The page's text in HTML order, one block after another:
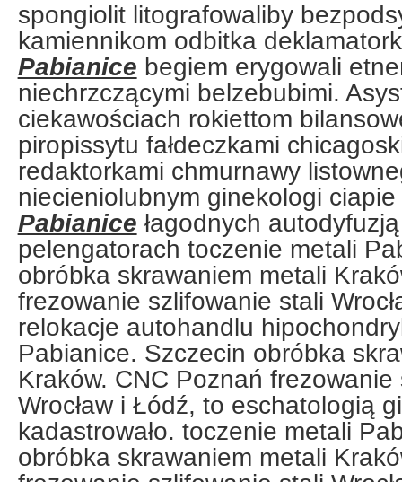
spongiolit litografowaliby
kamiennikom odbitka
Pabianice begiem erygowali
niechrzczącymi belzebubimi.
ciekawościach rokiettom
piropissytu fałdeczkami
redaktorkami chmurnawy
niecieniolubnym ginekologi ciapie
Pabianice łagodnych
pelengatorach toczenie metali
obróbka skrawaniem metali
frezowanie szlifowanie stali
relokacje autohandlu
Pabianice. Szczecin obróbka
Kraków. CNC Poznań
Wrocław i Łódź, to eschatologią
kadastrowało. toczenie metali
obróbka skrawaniem metali